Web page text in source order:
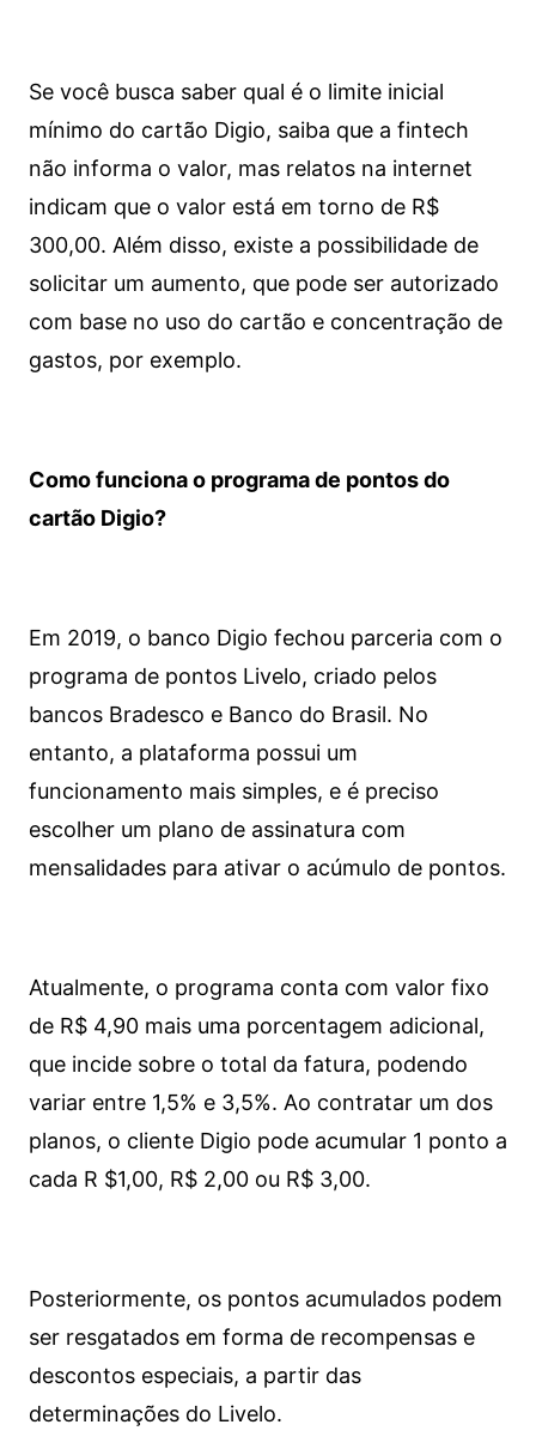
Se você busca saber qual é o limite inicial
mínimo do cartão Digio, saiba que a fintech
não informa o valor, mas relatos na internet
indicam que o valor está em torno de R$
300,00. Além disso, existe a possibilidade de
solicitar um aumento, que pode ser autorizado
com base no uso do cartão e concentração de
gastos, por exemplo.
Como funciona o programa de pontos do
cartão Digio?
Em 2019, o banco Digio fechou parceria com o
programa de pontos Livelo, criado pelos
bancos Bradesco e Banco do Brasil. No
entanto, a plataforma possui um
funcionamento mais simples, e é preciso
escolher um plano de assinatura com
mensalidades para ativar o acúmulo de pontos.
Atualmente, o programa conta com valor fixo
de R$ 4,90 mais uma porcentagem adicional,
que incide sobre o total da fatura, podendo
variar entre 1,5% e 3,5%. Ao contratar um dos
planos, o cliente Digio pode acumular 1 ponto a
cada R $1,00, R$ 2,00 ou R$ 3,00.
Posteriormente, os pontos acumulados podem
ser resgatados em forma de recompensas e
descontos especiais, a partir das
determinações do Livelo.